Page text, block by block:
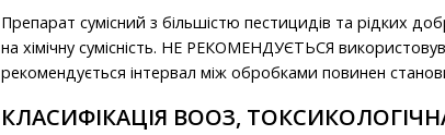
Препарат сумісний з більшістю пестицидів та рідких
на хімічну сумісність. НЕ РЕКОМЕНДУЄТЬСЯ
рекомендується інтервал між обробками повинен
КЛАСИФІКАЦІЯ ВООЗ,